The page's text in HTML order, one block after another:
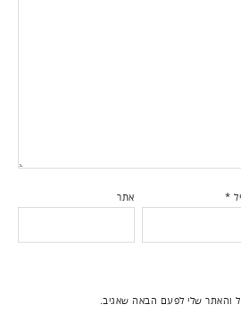
* אתר
והאתר שלי לפעם הבאה שאגיב.